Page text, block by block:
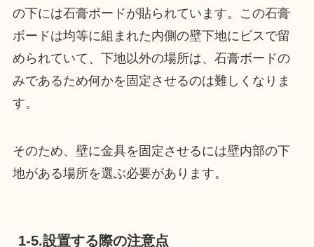
の下には石膏ボードが貼られています。この石膏
ボードは均等に組まれた内側の壁下地にビスで留
められていて、下地以外の場所は、石膏ボードの
みであるため何かを固定させるのは難しくなりま
す。
そのため、壁に金具を固定させるには壁内部の下
地がある場所を選ぶ必要があります。
1-5.設置する際の注意点